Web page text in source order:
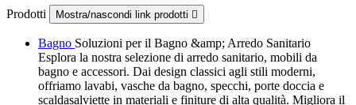
Prodotti Mostra/nascondi link prodotti 
Bagno Soluzioni per il Bagno &amp; Arredo Sanitario
Esplora la nostra selezione di arredo sanitario, mobili da
bagno e accessori. Dai design classici agli stili moderni,
offriamo lavabi, vasche da bagno, specchi, porte doccia e
scaldasalviette in materiali e finiture di alta qualità. Migliora il